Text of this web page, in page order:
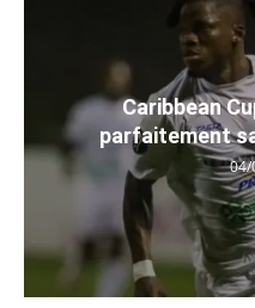
Caribbean
parfaitement
04/